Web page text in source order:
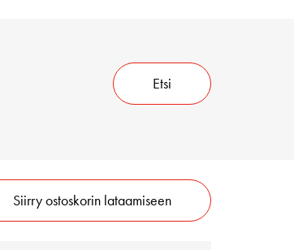
Etsi
Siirry ostoskorin lataamiseen